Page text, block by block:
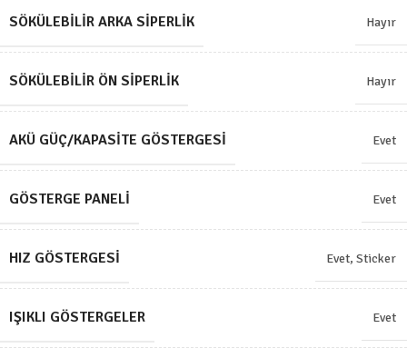
SÖKÜLEBILIR ARKA SIPERLIK Hayır
SÖKÜLEBILIR ÖN SIPERLIK Hayır
AKÜ GÜÇ/KAPASITE GÖSTERGESI Evet
GÖSTERGE PANELI Evet
HIZ GÖSTERGESI Evet, Sticker
IŞIKLI GÖSTERGELER Evet